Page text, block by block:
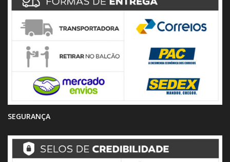
SEGURANÇA